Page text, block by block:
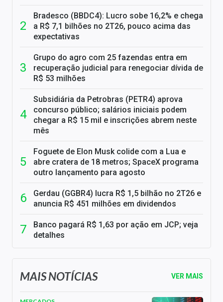
Bradesco (BBDC4): Lucro sobe 16,2% e chega
a R$ 7,1 bilhões no 2T26, pouco acima das
expectativas
Grupo do agro com 25 fazendas entra em
recuperação judicial para renegociar dívida de
R$ 53 milhões
Subsidiária da Petrobras (PETR4) aprova
concurso público; salários iniciais podem
chegar a R$ 15 mil e inscrições abrem neste
mês
Foguete de Elon Musk colide com a Lua e
abre cratera de 18 metros; SpaceX programa
outro lançamento para agosto
Gerdau (GGBR4) lucra R$ 1,5 bilhão no 2T26 e
anuncia R$ 451 milhões em dividendos
Banco pagará R$ 1,63 por ação em JCP; veja
detalhes
MAIS NOTÍCIAS VER MAIS